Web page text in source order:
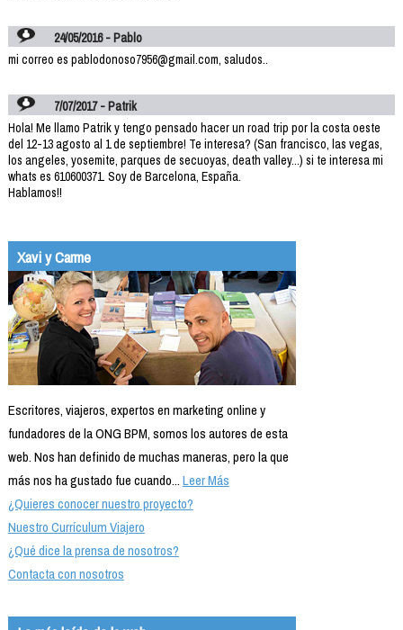
24/05/2016 - Pablo
mi correo es pablodonoso7956@gmail.com, saludos..
7/07/2017 - Patrik
Hola! Me llamo Patrik y tengo pensado hacer un road trip por la costa oeste
del 12-13 agosto al 1 de septiembre! Te interesa? (San francisco, las vegas,
los angeles, yosemite, parques de secuoyas, death valley...) si te interesa mi
whats es 610600371. Soy de Barcelona, España.
Hablamos!!
Xavi y Carme
Escritores, viajeros, expertos en marketing online y
fundadores de la ONG BPM, somos los autores de esta
web. Nos han definido de muchas maneras, pero la que
más nos ha gustado fue cuando...Leer Más
¿Quieres conocer nuestro proyecto?
Nuestro Currículum Viajero
¿Qué dice la prensa de nosotros?
Contacta con nosotros